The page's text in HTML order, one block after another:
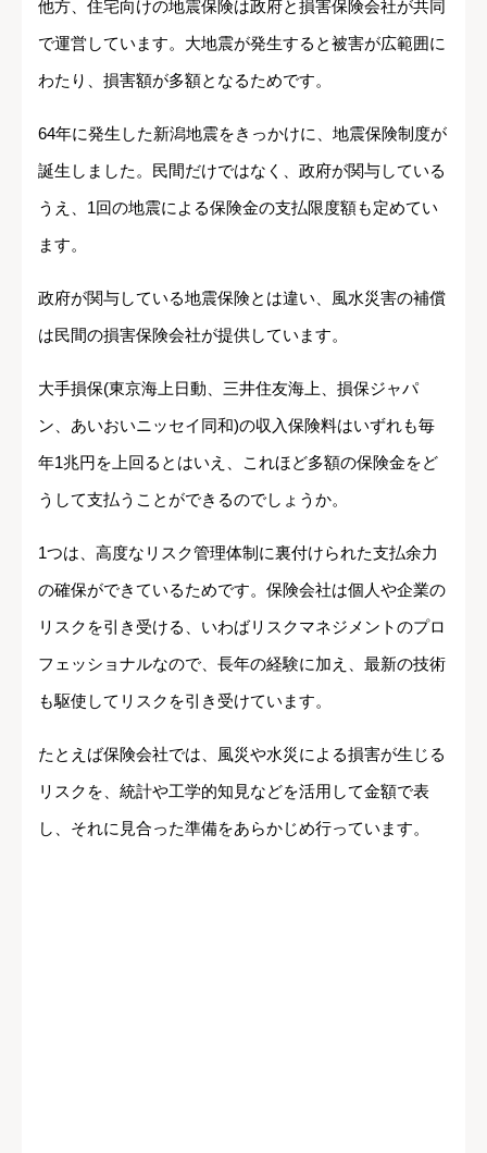
他方、住宅向けの地震保険は政府と損害保険会社が共同
で運営しています。大地震が発生すると被害が広範囲に
わたり、損害額が多額となるためです。
64年に発生した新潟地震をきっかけに、地震保険制度が
誕生しました。民間だけではなく、政府が関与している
うえ、1回の地震による保険金の支払限度額も定めてい
ます。
政府が関与している地震保険とは違い、風水災害の補償
は民間の損害保険会社が提供しています。
大手損保(東京海上日動、三井住友海上、損保ジャパ
ン、あいおいニッセイ同和)の収入保険料はいずれも毎
年1兆円を上回るとはいえ、これほど多額の保険金をど
うして支払うことができるのでしょうか。
1つは、高度なリスク管理体制に裏付けられた支払余力
の確保ができているためです。保険会社は個人や企業の
リスクを引き受ける、いわばリスクマネジメントのプロ
フェッショナルなので、長年の経験に加え、最新の技術
も駆使してリスクを引き受けています。
たとえば保険会社では、風災や水災による損害が生じる
リスクを、統計や工学的知見などを活用して金額で表
し、それに見合った準備をあらかじめ行っています。